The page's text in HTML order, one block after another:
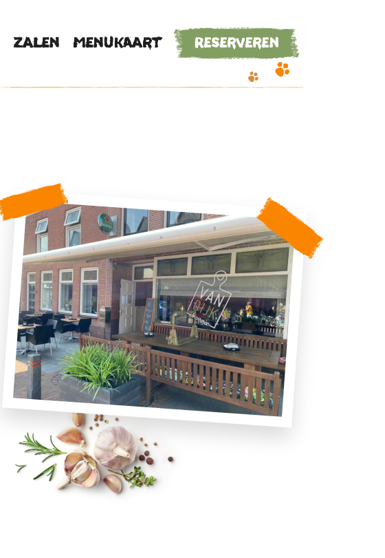
Zalen Menukaart Reserveren